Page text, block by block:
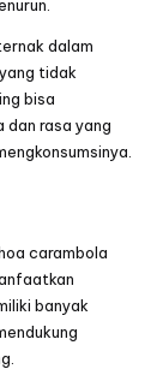
dalam
tidak
bisa
dan rasa yang
carambola
banyak